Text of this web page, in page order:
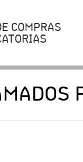
COMPRAS